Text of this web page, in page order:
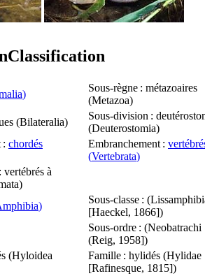
Classification
)
Sous-règne : métazoaires
(Metazoa)
(Bilateralia)
Sous-division :
(Deuterostomia)
: chordés
Embranchement :
(Vertebrata)
: vertébrés à
)
)
Sous-classe : (
[Haeckel, 1866])
Sous-ordre : (Neobatrachi
(Reig, 1958])
(Hyloidea
Famille : hylidés (Hylidae
[Rafinesque, 1815])